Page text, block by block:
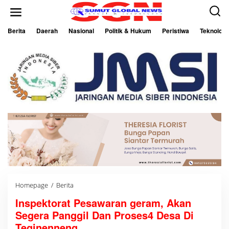
Berita Daerah Nasional Politik & Hukum Peristiwa Teknologi
Homepage / Berita
s
p
e
k
Inspektorat Pesawaran geram, Akan
Segera Panggil Dan Proses4 Desa Di